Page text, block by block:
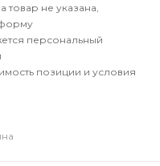
товар не указана,
персональный
позиции и условия